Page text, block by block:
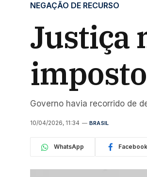
NEGAÇÃO DE RECURSO
Justiça
Governo havia recorrido de
10/04/2026, 11:34 BRASIL
WhatsApp Facebook